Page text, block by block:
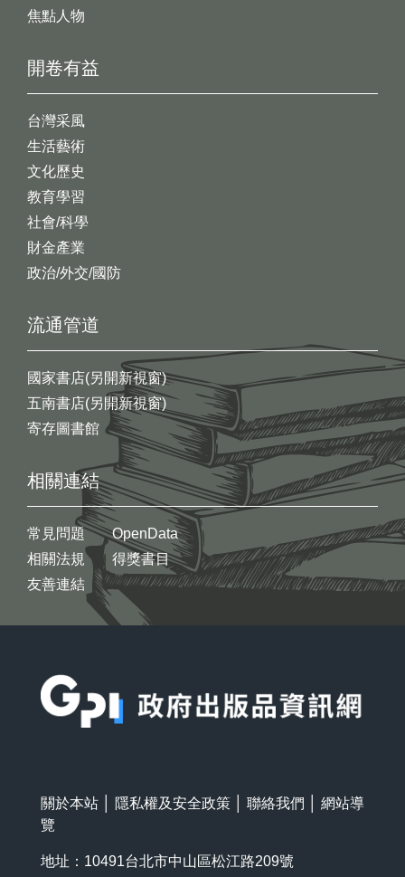
開卷有益
台灣采風
生活藝術
文化歷史
教育學習
社會/科學
財金產業
政治/外交/國防
焦點人物
流通管道
國家書店(另開新視窗)
五南書店(另開新視窗)
寄存圖書館
相關連結
常見問題
相關法規
友善連結
OpenData
得獎書目
關於本站 隱私權及安全政策 聯絡我們
網站導
覽
地址：10491台北市中山區松江路209號